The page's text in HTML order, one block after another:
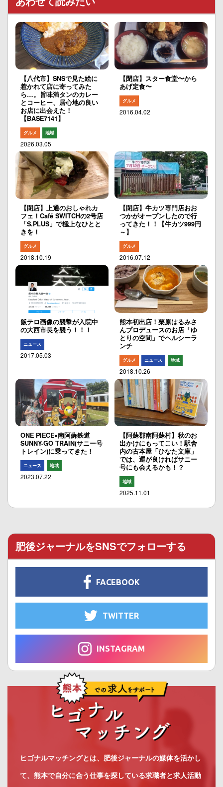
【八代市】SNSで見た絵に
惹かれて店に寄ってみた
ら…。旨味満タンのカレー
とコーヒー、居心地の良い
お店に出会えた！
【BASE7141】
グルメ 地域
2026.03.05
【閉店】スター食堂〜から
あげ定食〜
グルメ
2016.04.02
【閉店】上通のおしゃれカ
フェ！Café SWITCHの2号店
「S.PLUS」で極上なひとと
きを！
グルメ
2018.10.19
【閉店】牛カツ専門店おお
つかがオープンしたので行
ってきた！！【牛カツ999円
～】
グルメ
2016.07.12
飯テロ画像の襲撃が入院中
の大西市長を襲う！！！
ニュース
2017.05.03
熊本初出店！栗原はるみさ
んプロデュースのお店「ゆ
とりの空間」でヘルシーラ
ンチ
グルメ ニュース 地域
2018.10.26
ONE PIECE×南阿蘇鉄道
SUNNY-GO TRAIN(サニー号
トレイン)に乗ってきた！
ニュース 地域
2023.07.22
【阿蘇郡南阿蘇村】秋のお
出かけにもってこい！駅舎
内の古本屋「ひなた文庫」
では、運が良ければサニー
号にも会えるかも！？
地域
2025.11.01
肥後ジャーナルをSNSでフォローする
FACEBOOK
TWITTER
INSTAGRAM
ヒゴナルマッチングとは、肥後ジャーナルの媒体を活かし
て、熊本で自分に合う仕事を探している求職者と求人活動